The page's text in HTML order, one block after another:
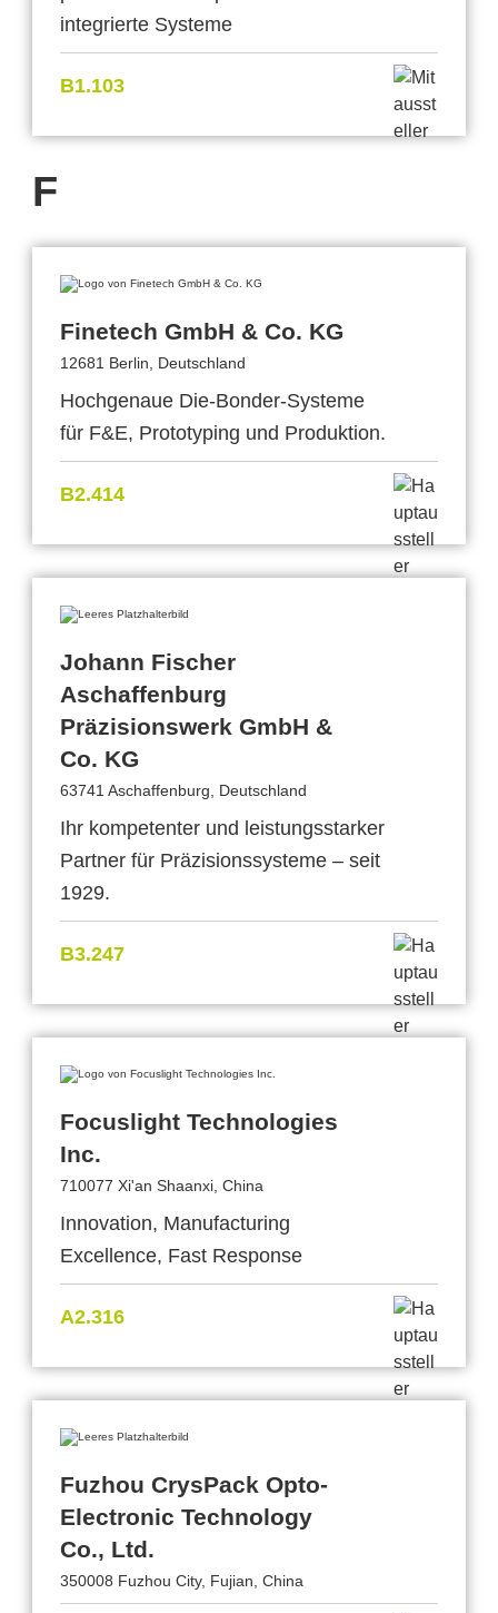
integrierte Systeme
B1.103
F
Finetech GmbH & Co. KG
12681 Berlin, Deutschland
Hochgenaue Die-Bonder-Systeme
für F&E, Prototyping und Produktion.
B2.414
Johann Fischer
Aschaffenburg
Präzisionswerk GmbH &
Co. KG
63741 Aschaffenburg, Deutschland
Ihr kompetenter und leistungsstarker
Partner für Präzisionssysteme – seit
1929.
B3.247
Focuslight Technologies
Inc.
710077 Xi'an Shaanxi, China
Innovation, Manufacturing
Excellence, Fast Response
A2.316
Fuzhou CrysPack Opto-
Electronic Technology
Co., Ltd.
350008 Fuzhou City, Fujian, China